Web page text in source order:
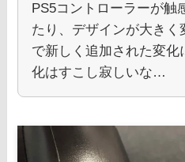
PS5コントローラーが触
たり、デザインが大きく
で新しく追加された変化
化はすこし寂しいな…